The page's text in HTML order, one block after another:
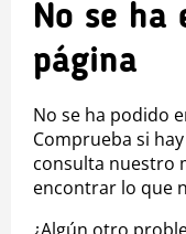
No se ha
página
No se ha podido
Comprueba si
consulta nuestro
encontrar lo que